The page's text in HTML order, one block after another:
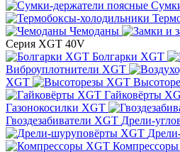
Чемоданы
Серия XGT 40V
Болгарки XGT
Виброуплотнители XGT
XGT
Гайковёрты
Газонокосилки XGT
Гвоздезабиватели XGT Дрели-